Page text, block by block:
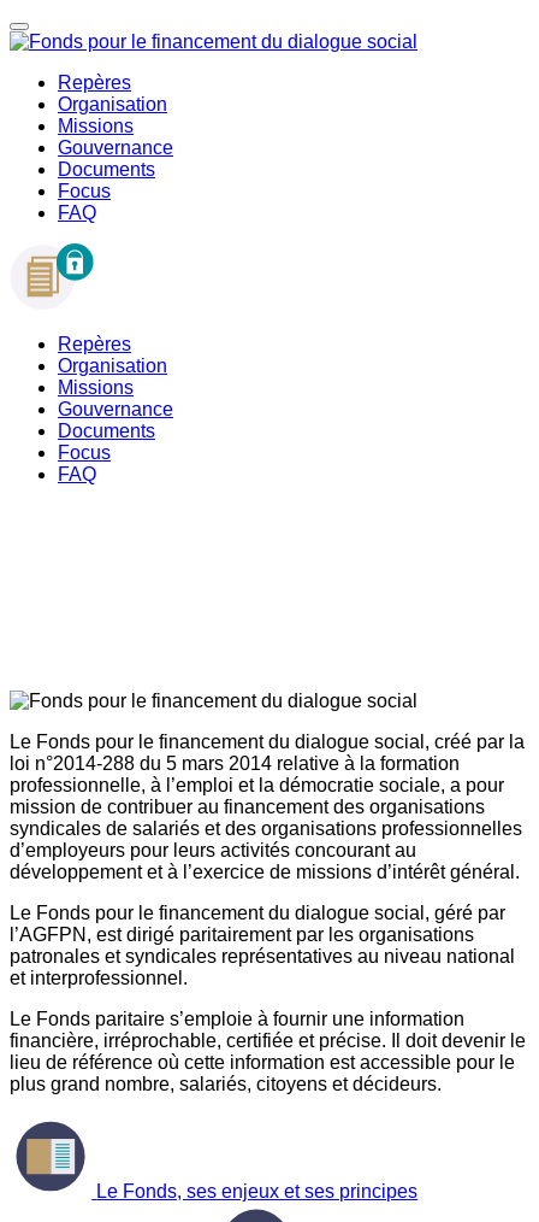
Repères
Organisation
Missions
Gouvernance
Documents
Focus
FAQ
Repères
Organisation
Missions
Gouvernance
Documents
Focus
FAQ
Le Fonds pour le financement du dialogue social, créé par la
loi n°2014-288 du 5 mars 2014 relative à la formation
professionnelle, à l’emploi et la démocratie sociale, a pour
mission de contribuer au financement des organisations
syndicales de salariés et des organisations professionnelles
d’employeurs pour leurs activités concourant au
développement et à l’exercice de missions d’intérêt général.
Le Fonds pour le financement du dialogue social, géré par
l’AGFPN, est dirigé paritairement par les organisations
patronales et syndicales représentatives au niveau national
et interprofessionnel.
Le Fonds paritaire s’emploie à fournir une information
financière, irréprochable, certifiée et précise. Il doit devenir le
lieu de référence où cette information est accessible pour le
plus grand nombre, salariés, citoyens et décideurs.
Le Fonds, ses enjeux et ses principes